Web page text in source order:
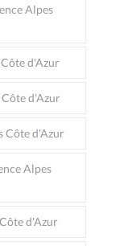
Alpes
d'Azur
Côte d'Azur
Côte d'Azur
Alpes
d'Azur